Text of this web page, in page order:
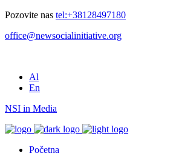
Pozovite nas tel:+38128497180
office@newsocialinitiative.org
Al
En
NSI in Media
Početna